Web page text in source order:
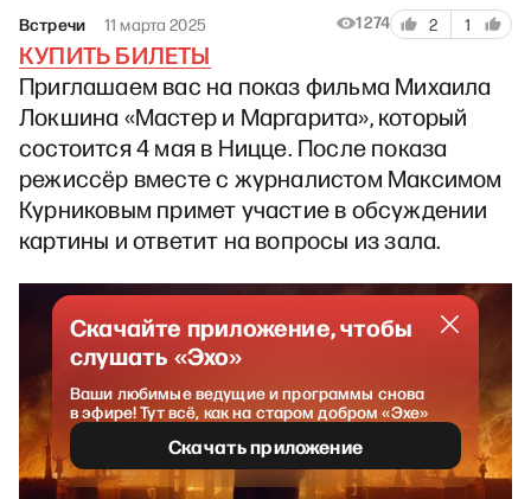
Встречи 11 марта 2025 1274 2 1
КУПИТЬ БИЛЕТЫ
Приглашаем вас на показ фильма Михаила
Локшина «Мастер и Маргарита», который
состоится 4 мая в Ницце. После показа
режиссёр вместе с журналистом Максимом
Курниковым примет участие в обсуждении
картины и ответит на вопросы из зала.
Скачайте приложение, чтобы
слушать «Эхо»
Ваши любимые ведущие и программы снова
в эфире! Тут всё, как на старом добром «Эхе»
Скачать приложение